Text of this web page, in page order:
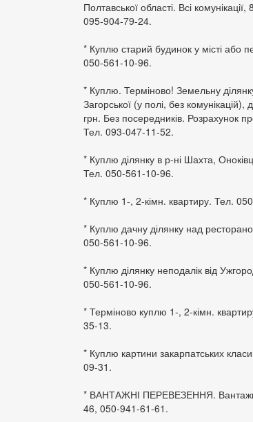
Полтавської області. Всі
095-904-79-24.
* Куплю старий будинок у місті або
050-561-10-96.
* Куплю. Терміново! Земельну
Загорської (у полі, без
грн. Без посередників. Розрахунок
Тел. 093-047-11-52.
* Куплю ділянку в р-ні Шахта,
Тел. 050-561-10-96.
* Куплю 1-, 2-кімн. квартиру. Тел.
* Куплю дачну ділянку над
050-561-10-96.
* Куплю ділянку неподалік від
050-561-10-96.
* Терміново куплю 1-, 2-кімн.
35-13.
* Куплю картини закарпатських
09-31.
* ВАНТАЖНІ ПЕРЕВЕЗЕННЯ.
46, 050-941-61-61.